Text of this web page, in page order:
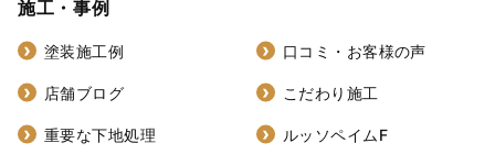
施工・事例
塗装施工例 口コミ・お客様の声
店舗ブログ こだわり施工
重要な下地処理 ルッソペイムF